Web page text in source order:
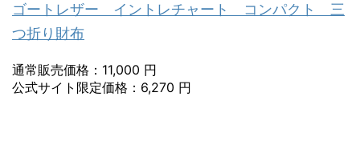
ゴートレザー イントレチャート コンパクト 三
つ折り財布
通常販売価格：11,000 円
公式サイト限定価格：6,270 円